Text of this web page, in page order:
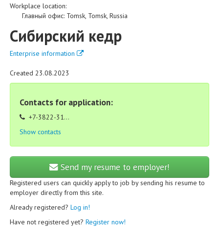
Workplace location:
Главный офис: Tomsk, Tomsk, Russia
Сибирский кедр
Enterprise information
Created 23.08.2023
Contacts for application:
+7-3822-31...
Show contacts
Send my resume to employer!
Registered users can quickly apply to job by sending his resume to
employer directly from this site.
Already registered? Log in!
Have not registered yet? Register now!